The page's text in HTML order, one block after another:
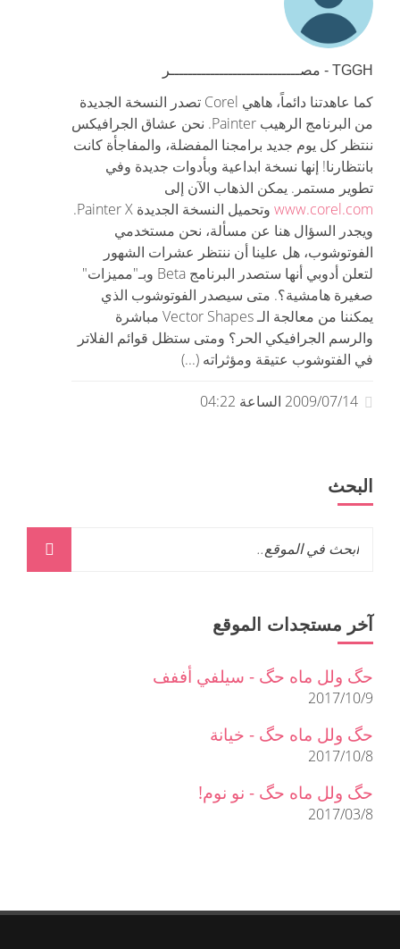
TGGH - مصـــــــــــــــــــــــــــــر
كما عاهدتنا دائماً، هاهي Corel تصدر النسخة الجديدة
من البرنامج الرهيب Painter. نحن عشاق الجرافيكس
ننتظر كل يوم جديد برامجنا المفضلة، والمفاجأة كانت
بانتظارنا! إنها نسخة ابداعية وبأدوات جديدة وفي
تطوير مستمر. يمكن الذهاب الآن إلى
www.corel.com وتحميل النسخة الجديدة Painter X.
ويجدر السؤال هنا عن مسألة، نحن مستخدمي
الفوتوشوب، هل علينا أن ننتظر عشرات الشهور
لتعلن أدوبي أنها ستصدر البرنامج Beta وبـ"مميزات"
صغيرة هامشية؟. متى سيصدر الفوتوشوب الذي
يمكننا من معالجة الـ Vector Shapes مباشرة
والرسم الجرافيكي الحر؟ ومتى ستظل قوائم الفلاتر
في الفتوشوب عتيقة ومؤثراته (...)
2009/07/14 الساعة 04:22
البحث
آخر مستجدات الموقع
حگ ولل ماه حگ - سيلفي أففف
2017/10/9
حگ ولل ماه حگ - خيانة
2017/10/8
حگ ولل ماه حگ - نو نوم!
2017/03/8